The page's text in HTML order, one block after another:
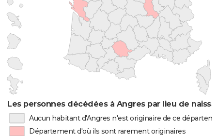
Les personnes décédées à Angres par lieu de
Aucun habitant d'Angres n'est originaire de ce
Département d'où ils sont rarement originaires